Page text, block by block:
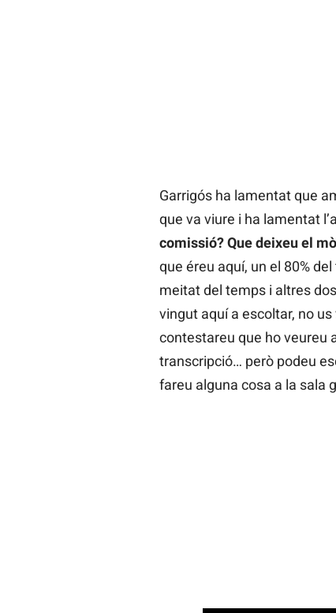
Garrigós ha lamentat que
que va viure i ha lamentat
comissió? Que deixeu el
que éreu aquí, un el 80%
meitat del temps i altres
vingut aquí a escoltar, no
contestareu que ho veureu
transcripció… però podeu
fareu alguna cosa a la sala